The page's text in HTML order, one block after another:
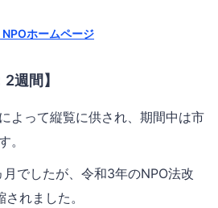
ホームページ
週間】
よって縦覧に供され、期間中は市
。
でしたが、令和3年のNPO法改
れました。